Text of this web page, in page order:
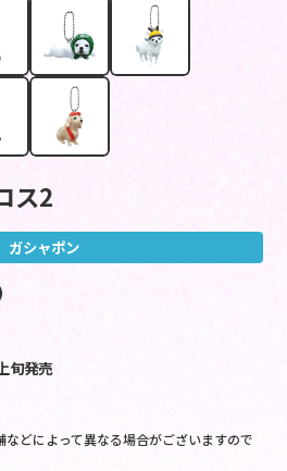
ス2
ガシャポン
上旬発売
どによって異なる場合がございますので